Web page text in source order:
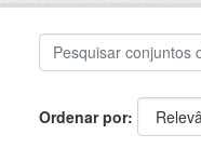
Ordenar por